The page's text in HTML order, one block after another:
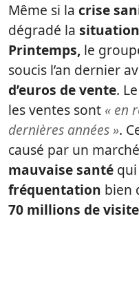
Même si la crise
dégradé la
Printemps, le
soucis l’an dernier
d’euros de vente.
les ventes sont « en
dernières années ».
causé par un
mauvaise santé qui
fréquentation bien
70 millions de